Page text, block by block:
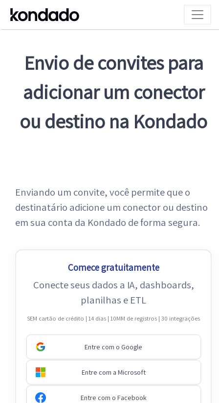
Envio de convites para
adicionar um conector
ou destino na Kondado
Enviando um convite, você permite que o
destinatário adicione um conector ou destino
em sua conta da Kondado de forma segura.
Comece gratuitamente
Conecte seus dados a IA, dashboards,
planilhas e ETL
SEM cartão de crédito | 14 dias | 10MM de registros | 30 integrações
Entre com o Google
Entre com a Microsoft
Entre com o Facebook